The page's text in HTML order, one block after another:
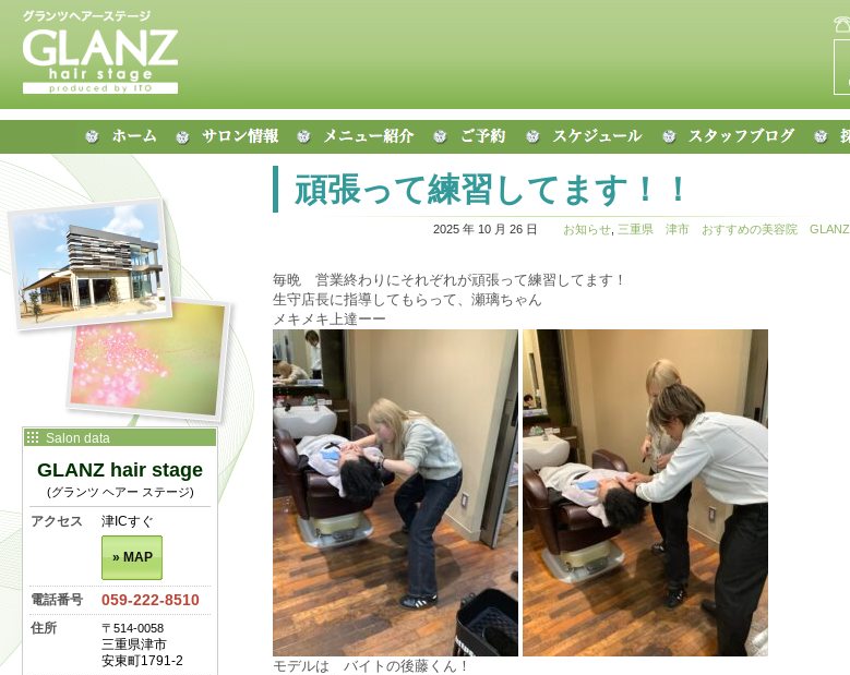
頑張って練習してます！！
2025 年 10 月 26 日 お知らせ 三重県 津市 おすすめの美容院 GLANZ
毎晩 営業終わりにそれぞれが頑張って練習してます！
生守店長に指導してもらって、瀬璃ちゃん
メキメキ上達ーー
モデルは バイトの後藤くん！
Salon data
GLANZ hair stage
(グランツ ヘアー ステージ)
アクセス 津ICすぐ
» MAP
電話番号 059-222-8510
住所 〒514-0058
三重県津市
安東町1791-2